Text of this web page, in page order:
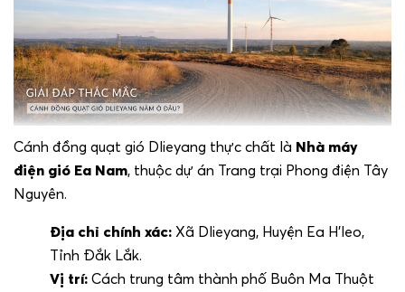
Cánh đồng quạt gió Dlieyang thực chất là Nhà máy
điện gió Ea Nam, thuộc dự án Trang trại Phong điện Tây
Nguyên.
Địa chỉ chính xác: Xã Dlieyang, Huyện Ea H’leo,
Tỉnh Đắk Lắk.
Vị trí: Cách trung tâm thành phố Buôn Ma Thuột